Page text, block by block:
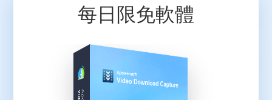
每日限免軟體